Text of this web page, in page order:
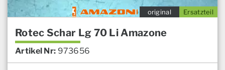
Ersatzteil
original
Rotec Schar Lg 70 Li Amazone
Artikel Nr: 973656